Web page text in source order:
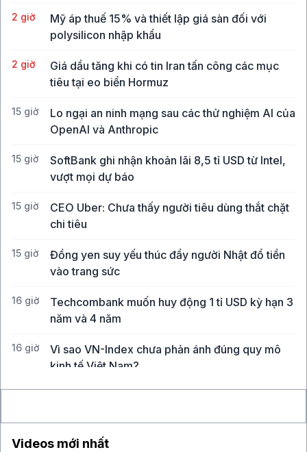
2 giờ
Mỹ áp thuế 15% và thiết lập giá sàn đối với
polysilicon nhập khẩu
2 giờ
Giá dầu tăng khi có tin Iran tấn công các mục
tiêu tại eo biển Hormuz
15 giờ
Lo ngại an ninh mạng sau các thử nghiệm AI của
OpenAI và Anthropic
15 giờ
SoftBank ghi nhận khoản lãi 8,5 tỉ USD từ Intel,
vượt mọi dự báo
15 giờ
CEO Uber: Chưa thấy người tiêu dùng thắt chặt
chi tiêu
15 giờ
Đồng yen suy yếu thúc đẩy người Nhật đổ tiền
vào trang sức
16 giờ
Techcombank muốn huy động 1 tỉ USD kỳ hạn 3
năm và 4 năm
16 giờ
Vì sao VN-Index chưa phản ánh đúng quy mô
kinh tế Việt Nam?
Videos mới nhất